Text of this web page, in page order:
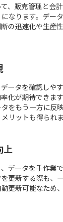
、販売管理と会
なります。デー
の迅速化や生産
ータを確認しや
化が期待できま
をもう一方に反
リットも得られま
上
データを手作業
更新する際も、
更新可能なため